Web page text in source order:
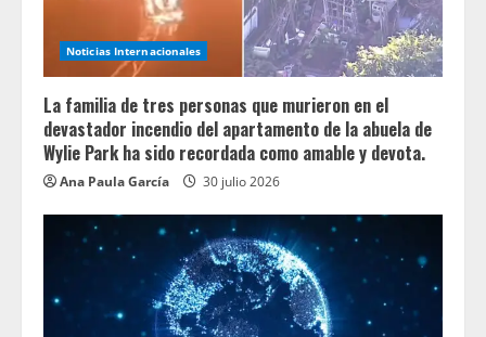
Noticias Internacionales
La familia de tres personas que murieron en el
devastador incendio del apartamento de la abuela de
Wylie Park ha sido recordada como amable y devota.
Ana Paula García 30 julio 2026